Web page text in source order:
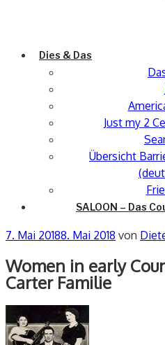
Dies & Das
Just my 2
Übersicht
SALOON – Das
Veröffentlicht
7. Mai 20188. Mai 2018 von
Women in early
Carter Familie